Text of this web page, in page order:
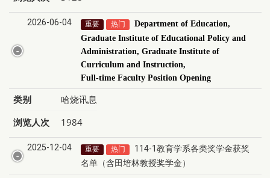
2026-06-04 重要 热门
Department of Education,
Graduate Institute of Educational Policy and
Administration, Graduate Institute of
Curriculum and Instruction,
Full-time Faculty Position Opening
类别
哈烧讯息
浏览人次
1984
2025-12-04 重要 热门
114-1教育学系各类奖学金获奖
名单（含田培林教授奖学金）